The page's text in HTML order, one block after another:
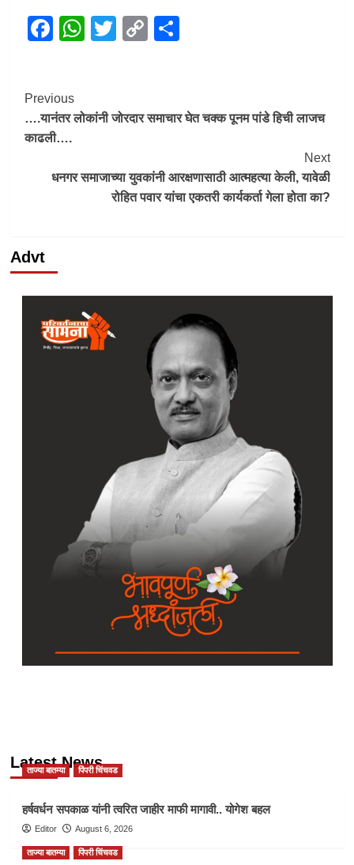
Facebook
WhatsApp
Twitter
CopyShare
Post
Navigation
Previous
….यानंतर लोकांनी जोरदार समाचार घेत चक्क पूनम पांडे हिची लाजच
काढली….
Next
धनगर समाजाच्या युवकांनी आरक्षणासाठी आत्महत्या केली, यावेळी
रोहित पवार यांचा एकतरी कार्यकर्ता गेला होता का?
Advt
Latest News
ताज्या बातम्या पिंपरी चिंचवड
हर्षवर्धन सपकाळ यांनी त्वरित जाहीर माफी मागावी.. योगेश बहल
Editor August 6, 2026
ताज्या बातम्या पिंपरी चिंचवड